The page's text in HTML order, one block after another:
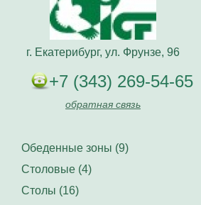
г. Екатерибург, ул. Фрунзе, 96
+7 (343) 269-54-65
обратная связь
Обеденные зоны (9)
Столовые (4)
Столы (16)